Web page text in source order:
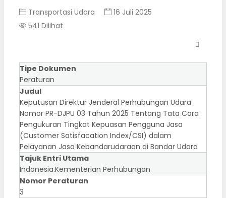
Transportasi Udara
16 Juli 2025
541 Dilihat
Tipe Dokumen
Peraturan
Judul
Keputusan Direktur Jenderal Perhubungan Udara
Nomor PR-DJPU 03 Tahun 2025 Tentang Tata Cara
Pengukuran Tingkat Kepuasan Pengguna Jasa
(Customer Satisfacation Index/CSI) dalam
Pelayanan Jasa Kebandarudaraan di Bandar Udara
Tajuk Entri Utama
Indonesia.Kementerian Perhubungan
Nomor Peraturan
3